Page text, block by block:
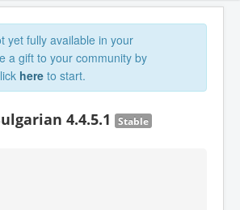
yet fully available in your
a gift to your community by
here to start.
4.4.5.1 Stable